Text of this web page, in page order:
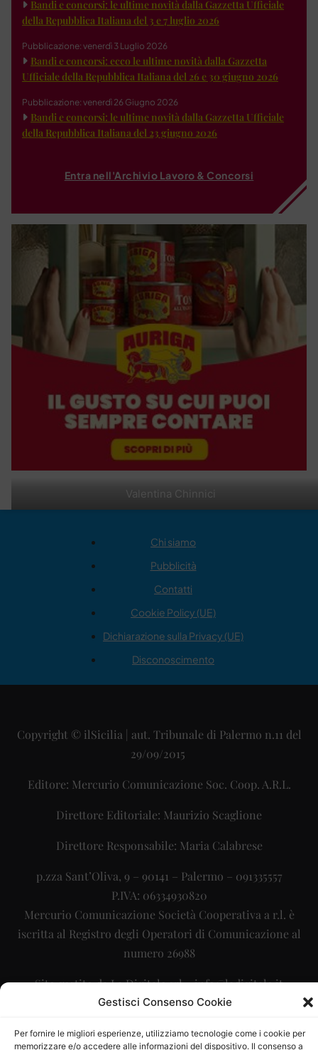
Gestisci Consenso Cookie
Per fornire le migliori esperienze, utilizziamo tecnologie come i cookie per
memorizzare e/o accedere alle informazioni del dispositivo. Il consenso a
Valentina Chinnici
Bandi e concorsi: le ultime novità dalla Gazzetta Ufficiale
della Repubblica Italiana del 3 e 7 luglio 2026
Pubblicazione: venerdì 3 Luglio 2026
Bandi e concorsi: ecco le ultime novità dalla Gazzetta
Ufficiale della Repubblica Italiana del 26 e 30 giugno 2026
Pubblicazione: venerdì 26 Giugno 2026
Bandi e concorsi: le ultime novità dalla Gazzetta Ufficiale
della Repubblica Italiana del 23 giugno 2026
Entra nell'Archivio Lavoro & Concorsi
Chi siamo
Pubblicità
Contatti
Cookie Policy (UE)
Dichiarazione sulla Privacy (UE)
Disconoscimento
Copyright © ilSicilia | aut. Tribunale di Palermo n.11 del
29/09/2015
Editore: Mercurio Comunicazione Soc. Coop. A.R.L.
Direttore Editoriale: Maurizio Scaglione
Direttore Responsabile: Maria Calabrese
p.zza Sant’Oliva, 9 – 90141 – Palermo – 091335557
P.IVA: 06334930820
Mercurio Comunicazione Società Cooperativa a r.l. è
iscritta al Registro degli Operatori di Comunicazione al
numero 26988
Sito gestito daLa Digitale srl–info@ladigitale.it